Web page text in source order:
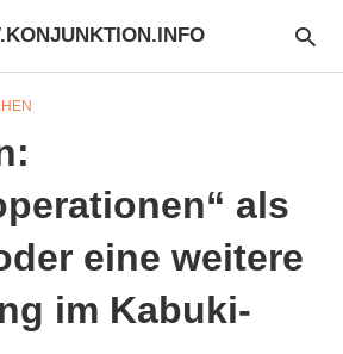
als
eine weitere
im Kabuki-